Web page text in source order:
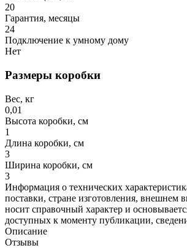
20
Гарантия, месяцы
24
Подключение к умному дому
Нет
Размеры коробки
Вес, кг
0,01
Высота коробки, см
1
Длина коробки, см
3
Ширина коробки, см
3
Информация о технических
поставки, стране изготовления, внешнем
носит справочный характер и
доступных к моменту публикации,
Описание
Отзывы